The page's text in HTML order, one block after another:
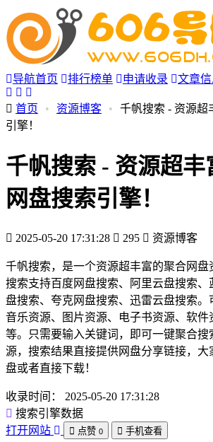
导航首页 排行榜单 申请收录 文章
首页 • 资源博客 •
千帆搜索 - 资源超
引擎！
千帆搜索 - 资源超丰
网盘搜索引擎！
2025-05-20 17:31:28 295 资源博客
千帆搜索，是一个资源超丰富的聚合网盘
搜索支持百度网盘搜索、阿里云盘搜索、
盘搜索、夸克网盘搜索、迅雷云盘搜索。
音乐资源、图片资源、电子书资源、软件
等。只需要输入关键词，即可一键聚合搜
源，搜索结果直接提供网盘分享链接，大
盘或者直接下载！
收录时间：
2025-05-20 17:31:28
搜索引擎数据
打开网站
点赞 0 手机查看